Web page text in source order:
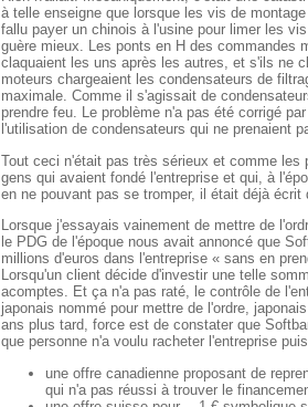
à telle enseigne que lorsque les vis de
fallu payer un chinois à l'usine pour limer les
guère mieux. Les ponts en H des commandes
claquaient les uns après les autres, et s'ils ne
moteurs chargeaient les condensateurs de
maximale. Comme il s'agissait de
prendre feu. Le problème n'a pas été corrigé
l'utilisation de condensateurs qui ne prenaient
Tout ceci n'était pas très sérieux et comme les
gens qui avaient fondé l'entreprise et qui, à
en ne pouvant pas se tromper, il était déjà écrit
Lorsque j'essayais vainement de mettre de
le PDG de l'époque nous avait annoncé que
millions d'euros dans l'entreprise « sans en
Lorsqu'un client décide d'investir une telle
acomptes. Et ça n'a pas raté, le contrôle de
japonais nommé pour mettre de l'ordre,
ans plus tard, force est de constater que
que personne n'a voulu racheter l'entreprise
une offre canadienne proposant de
qui n'a pas réussi à trouver le